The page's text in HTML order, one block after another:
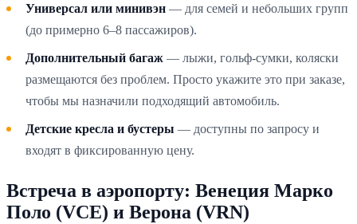
Универсал или минивэн — для семей и небольших групп
(до примерно 6–8 пассажиров).
Дополнительный багаж — лыжи, гольф-сумки, коляски
размещаются без проблем. Просто укажите это при заказе,
чтобы мы назначили подходящий автомобиль.
Детские кресла и бустеры — доступны по запросу и
входят в фиксированную цену.
Встреча в аэропорту: Венеция Марко
Поло (VCE) и Верона (VRN)